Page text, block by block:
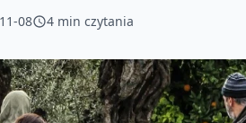
08 4 min czytania